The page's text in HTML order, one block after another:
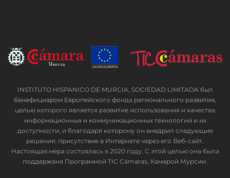
INSTITUTO HISPANICO DE MURCIA, SOCIEDAD LIMITADA был
бенефициаром Европейского фонда регионального развития,
целью которого является развитие использования и качества
информационных и коммуникационных технологий и их
доступности, и благодаря которому он внедрил следующие
решения: присутствие в Интернете через его Веб-сайт.
Настоящая мера состоялась в 2020 году. С этой целью она была
поддержана Программой TIC Cámaras, Камарой Мурсии.